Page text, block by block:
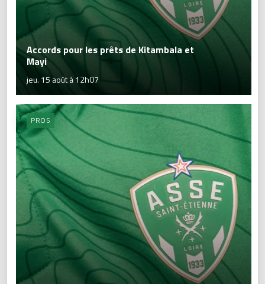
Accords pour les prêts de Kitambala et
Mayi
jeu. 15 août à 12h07
PROS